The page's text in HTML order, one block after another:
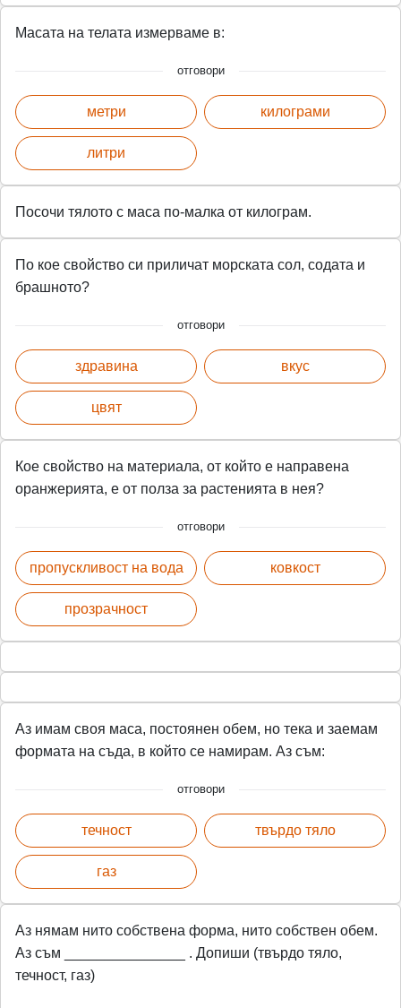
Масата на телата измерваме в:
отговори
метри
литри
килограми
Посочи тялото с маса по-малка от килограм.
По кое свойство си приличат морската сол, содата и
брашното?
отговори
здравина
цвят
вкус
Кое свойство на материала, от който е направена
оранжерията, е от полза за растенията в нея?
отговори
пропускливост на вода
прозрачност
ковкост
Аз имам своя маса, постоянен обем, но тека и заемам
формата на съда, в който се намирам. Аз съм:
отговори
течност
газ
твърдо тяло
Аз нямам нито собствена форма, нито собствен обем.
Аз съм _______________ . Допиши (твърдо тяло,
течност, газ)